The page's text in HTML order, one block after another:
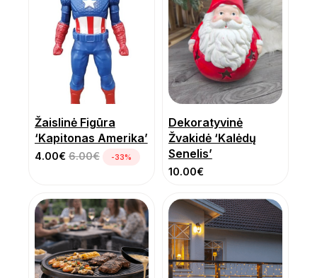
Žaislinė Figūra
‘Kapitonas Amerika’
4.00€ 6.00€ -33%
Dekoratyvinė
Žvakidė ‘Kalėdų
Senelis’
10.00€